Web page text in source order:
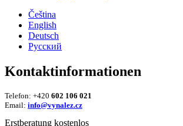
Čeština
English
Deutsch
Русский
Kontaktinformationen
Telefon: +420 602 106 021
Email: info@vynalez.cz
Erstberatung kostenlos